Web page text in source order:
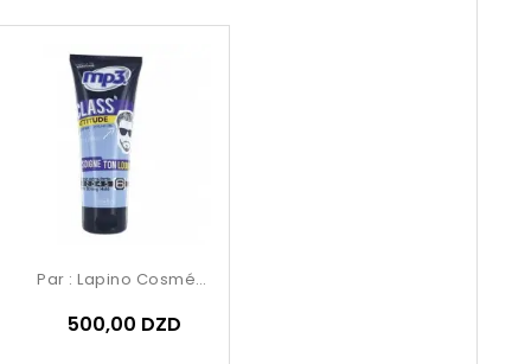
Par : Lapino Cosmétique
500,00 DZD